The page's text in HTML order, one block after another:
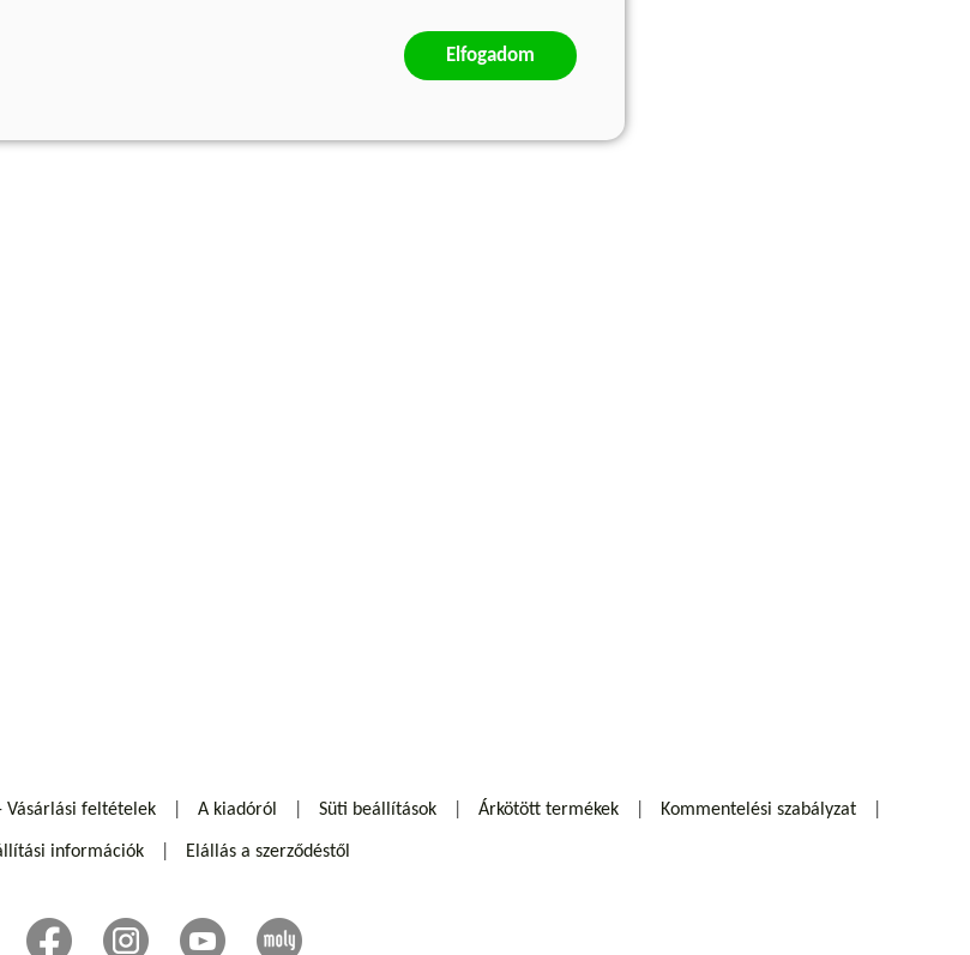
Vásárlási feltételek A kiadóról Süti beállítások Árkötött termékek Kommentelési szabályzat
információk Elállás a szerződéstől
Elfogadom